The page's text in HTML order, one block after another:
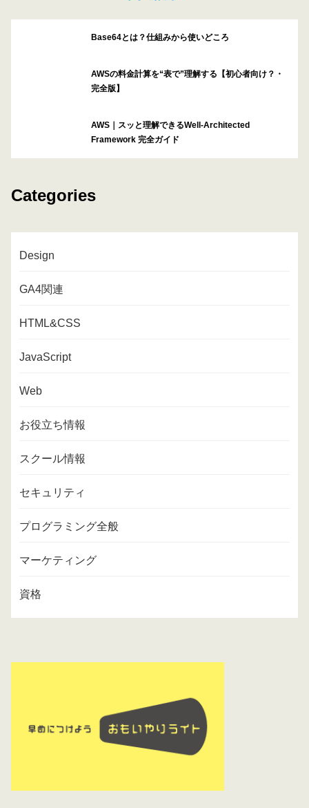
Base64とは？仕組みから使いどころ
AWSの料金計算を“表で”理解する【初心者向け？・
完全版】
AWS｜スッと理解できるWell-Architected
Framework 完全ガイド
Categories
Design
GA4関連
HTML&CSS
JavaScript
Web
お役立ち情報
スクール情報
セキュリティ
プログラミング全般
マーケティング
資格